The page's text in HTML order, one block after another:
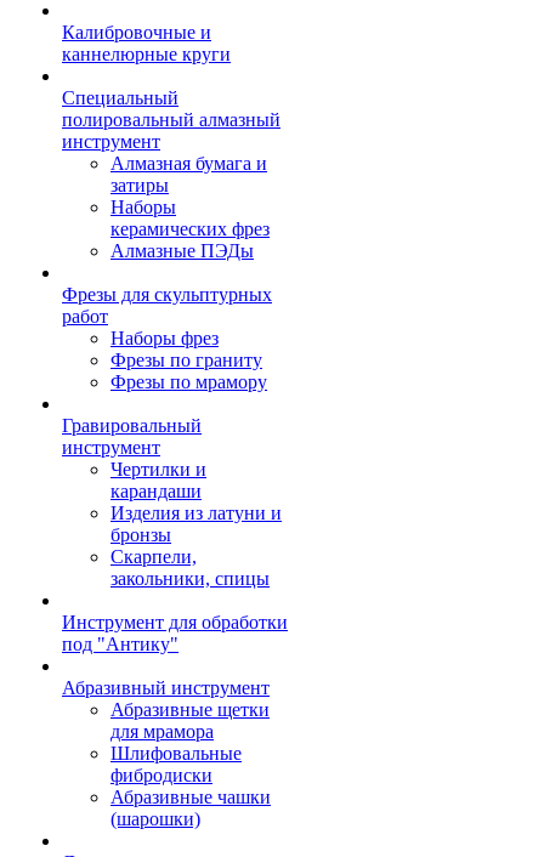
Калибровочные и
каннелюрные круги
Специальный
полировальный алмазный
инструмент
Алмазная бумага и
затиры
Наборы
керамических фрез
Алмазные ПЭДы
Фрезы для скульптурных
работ
Наборы фрез
Фрезы по граниту
Фрезы по мрамору
Гравировальный
инструмент
Чертилки и
карандаши
Изделия из латуни и
бронзы
Скарпели,
закольники, спицы
Инструмент для обработки
под "Антику"
Абразивный инструмент
Абразивные щетки
для мрамора
Шлифовальные
фибродиски
Абразивные чашки
(шарошки)